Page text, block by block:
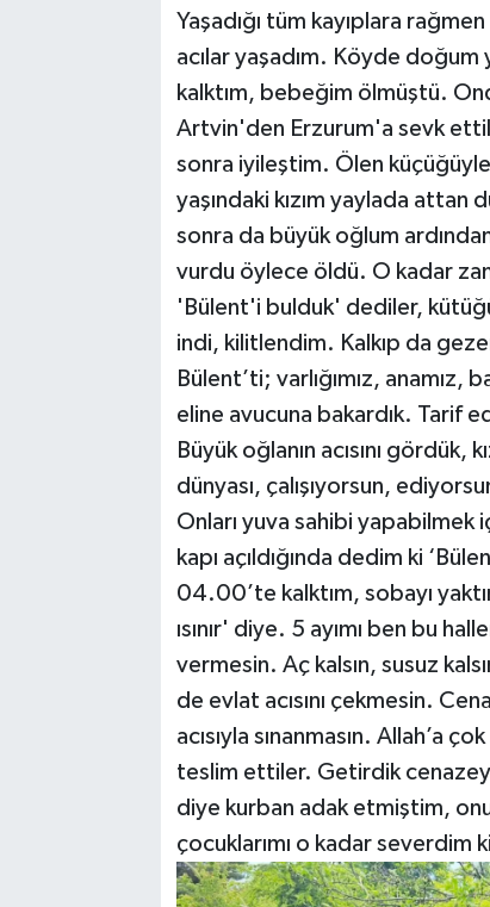
Yaşadığı tüm kayıplara
acılar yaşadım. Köyde doğum
kalktım, bebeğim ölmüştü.
Artvin'den Erzurum'a sevk
sonra iyileştim. Ölen
yaşındaki kızım yaylada attan
sonra da büyük oğlum
vurdu öylece öldü. O kadar
'Bülent'i bulduk' dediler,
indi, kilitlendim. Kalkıp da
Bülent’ti; varlığımız, anamız,
eline avucuna bakardık. Tarif
Büyük oğlanın acısını gördük,
dünyası, çalışıyorsun,
Onları yuva sahibi yapabilmek
kapı açıldığında dedim ki
04.00’te kalktım, sobayı
ısınır' diye. 5 ayımı ben bu
vermesin. Aç kalsın, susuz
de evlat acısını çekmesin.
acısıyla sınanmasın. Allah’a
teslim ettiler. Getirdik
diye kurban adak etmiştim,
çocuklarımı o kadar